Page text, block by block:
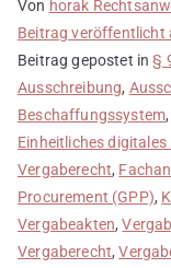
Von horak
Beitrag veröffentlicht
Beitrag gepostet in§
Ausschreibung,
Beschaffungssystem,
Einheitliches
Vergaberecht,
Procurement (GPP),
Vergabeakten,
Vergaberecht,